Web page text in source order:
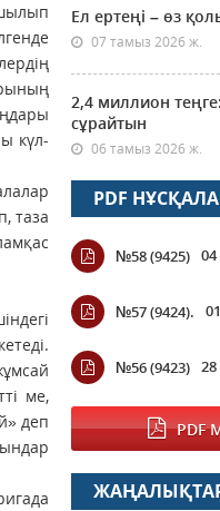
күл-
таза
ме,
деп
Ел ертеңі – өз
07 тамыз 2026 ж.
2,4 миллион
сұрайтын
06 тамыз 2026 ж.
PDF
№58 (9425)
№57 (9424).
№56 (9423)
PDF